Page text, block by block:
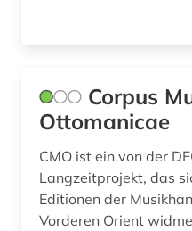
Corpus
Ottomanicae
CMO ist ein von der
Langzeitprojekt, das
Editionen der
Vorderen Orient